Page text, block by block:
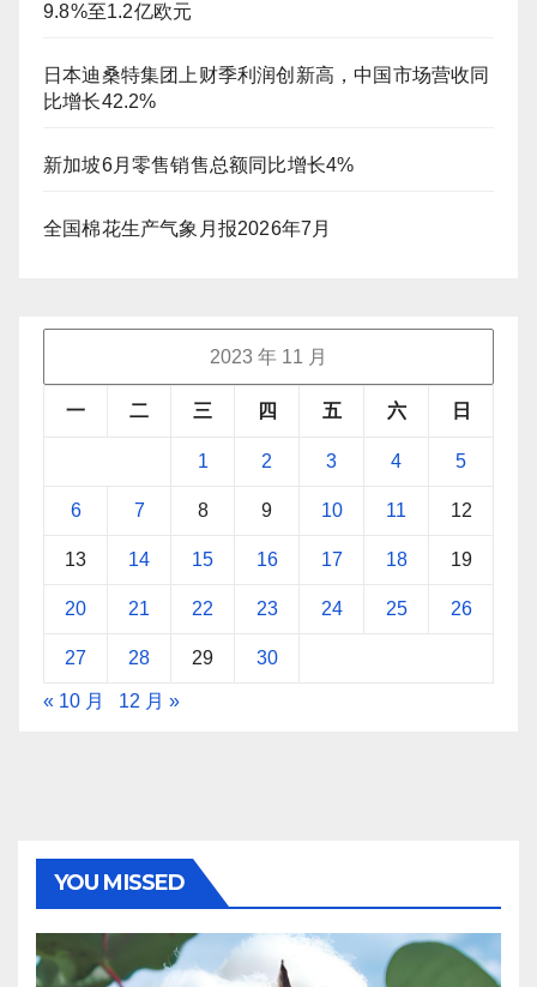
9.8%至1.2亿欧元
日本迪桑特集团上财季利润创新高，中国市场营收同
比增长42.2%
新加坡6月零售销售总额同比增长4%
全国棉花生产气象月报2026年7月
2023 年 11 月
一 二 三 四 五 六 日
1 2 3 4 5
6 7 8 9 10 11 12
13 14 15 16 17 18 19
20 21 22 23 24 25 26
27 28 29 30
« 10 月 12 月 »
YOU MISSED